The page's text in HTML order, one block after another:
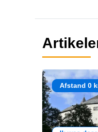
Afstand 0